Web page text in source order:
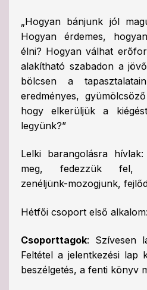
„Hogyan bánjunk jól
Hogyan érdemes,
élni? Hogyan válhat
alakítható szabadon a
bölcsen a
eredményes,
hogy elkerüljük a
legyünk?”
Lelki barangolásra
meg, fedezzük fel,
zenéljünk-mozogjunk,
Hétfői csoport első
Csoporttagok: Szívesen
Feltétel a jelentkezési lap
beszélgetés, a fenti könyv